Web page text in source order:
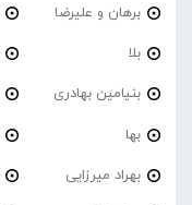
برهان و علیرضا
بلا
بنیامین بهادری
بها
بهراد میرزایی